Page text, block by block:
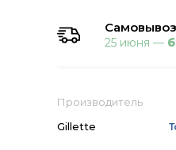
Производитель
Gillette
Самовывоз
25 июня —